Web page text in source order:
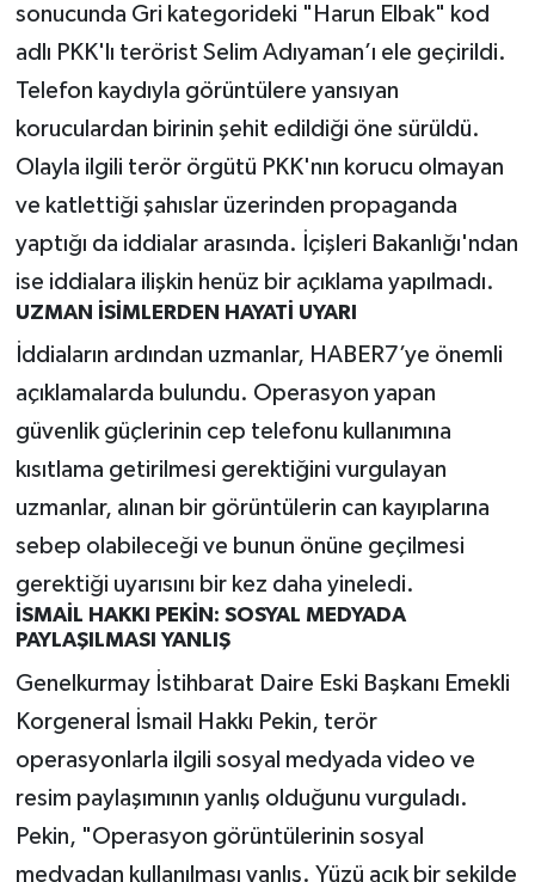
sonucunda Gri kategorideki "Harun Elbak" kod
adlı PKK'lı terörist Selim Adıyaman’ı ele geçirildi.
Telefon kaydıyla görüntülere yansıyan
koruculardan birinin şehit edildiği öne sürüldü.
Olayla ilgili terör örgütü PKK'nın korucu olmayan
ve katlettiği şahıslar üzerinden propaganda
yaptığı da iddialar arasında. İçişleri Bakanlığı'ndan
ise iddialara ilişkin henüz bir açıklama yapılmadı.
UZMAN İSİMLERDEN HAYATİ UYARI
İddiaların ardından uzmanlar, HABER7’ye önemli
açıklamalarda bulundu. Operasyon yapan
güvenlik güçlerinin cep telefonu kullanımına
kısıtlama getirilmesi gerektiğini vurgulayan
uzmanlar, alınan bir görüntülerin can kayıplarına
sebep olabileceği ve bunun önüne geçilmesi
gerektiği uyarısını bir kez daha yineledi.
İSMAİL HAKKI PEKİN: SOSYAL MEDYADA
PAYLAŞILMASI YANLIŞ
Genelkurmay İstihbarat Daire Eski Başkanı Emekli
Korgeneral İsmail Hakkı Pekin, terör
operasyonlarla ilgili sosyal medyada video ve
resim paylaşımının yanlış olduğunu vurguladı.
Pekin, "Operasyon görüntülerinin sosyal
medyadan kullanılması yanlış. Yüzü açık bir şekilde